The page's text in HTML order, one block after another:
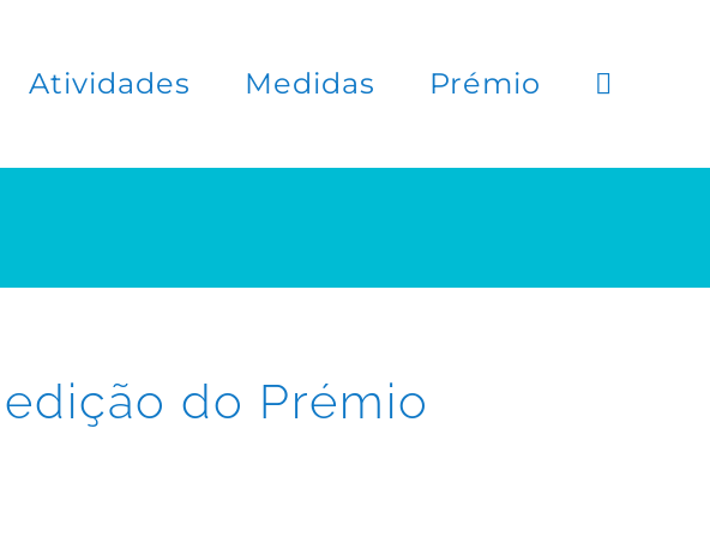
Atividades Medidas Prémio
do Prémio